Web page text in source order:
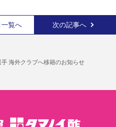
一覧へ 次の記事へ
海外クラブへ移籍のお知らせ